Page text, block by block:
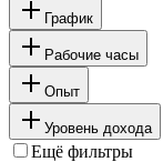
График
Рабочие часы
Опыт
Уровень дохода
Ещё фильтры